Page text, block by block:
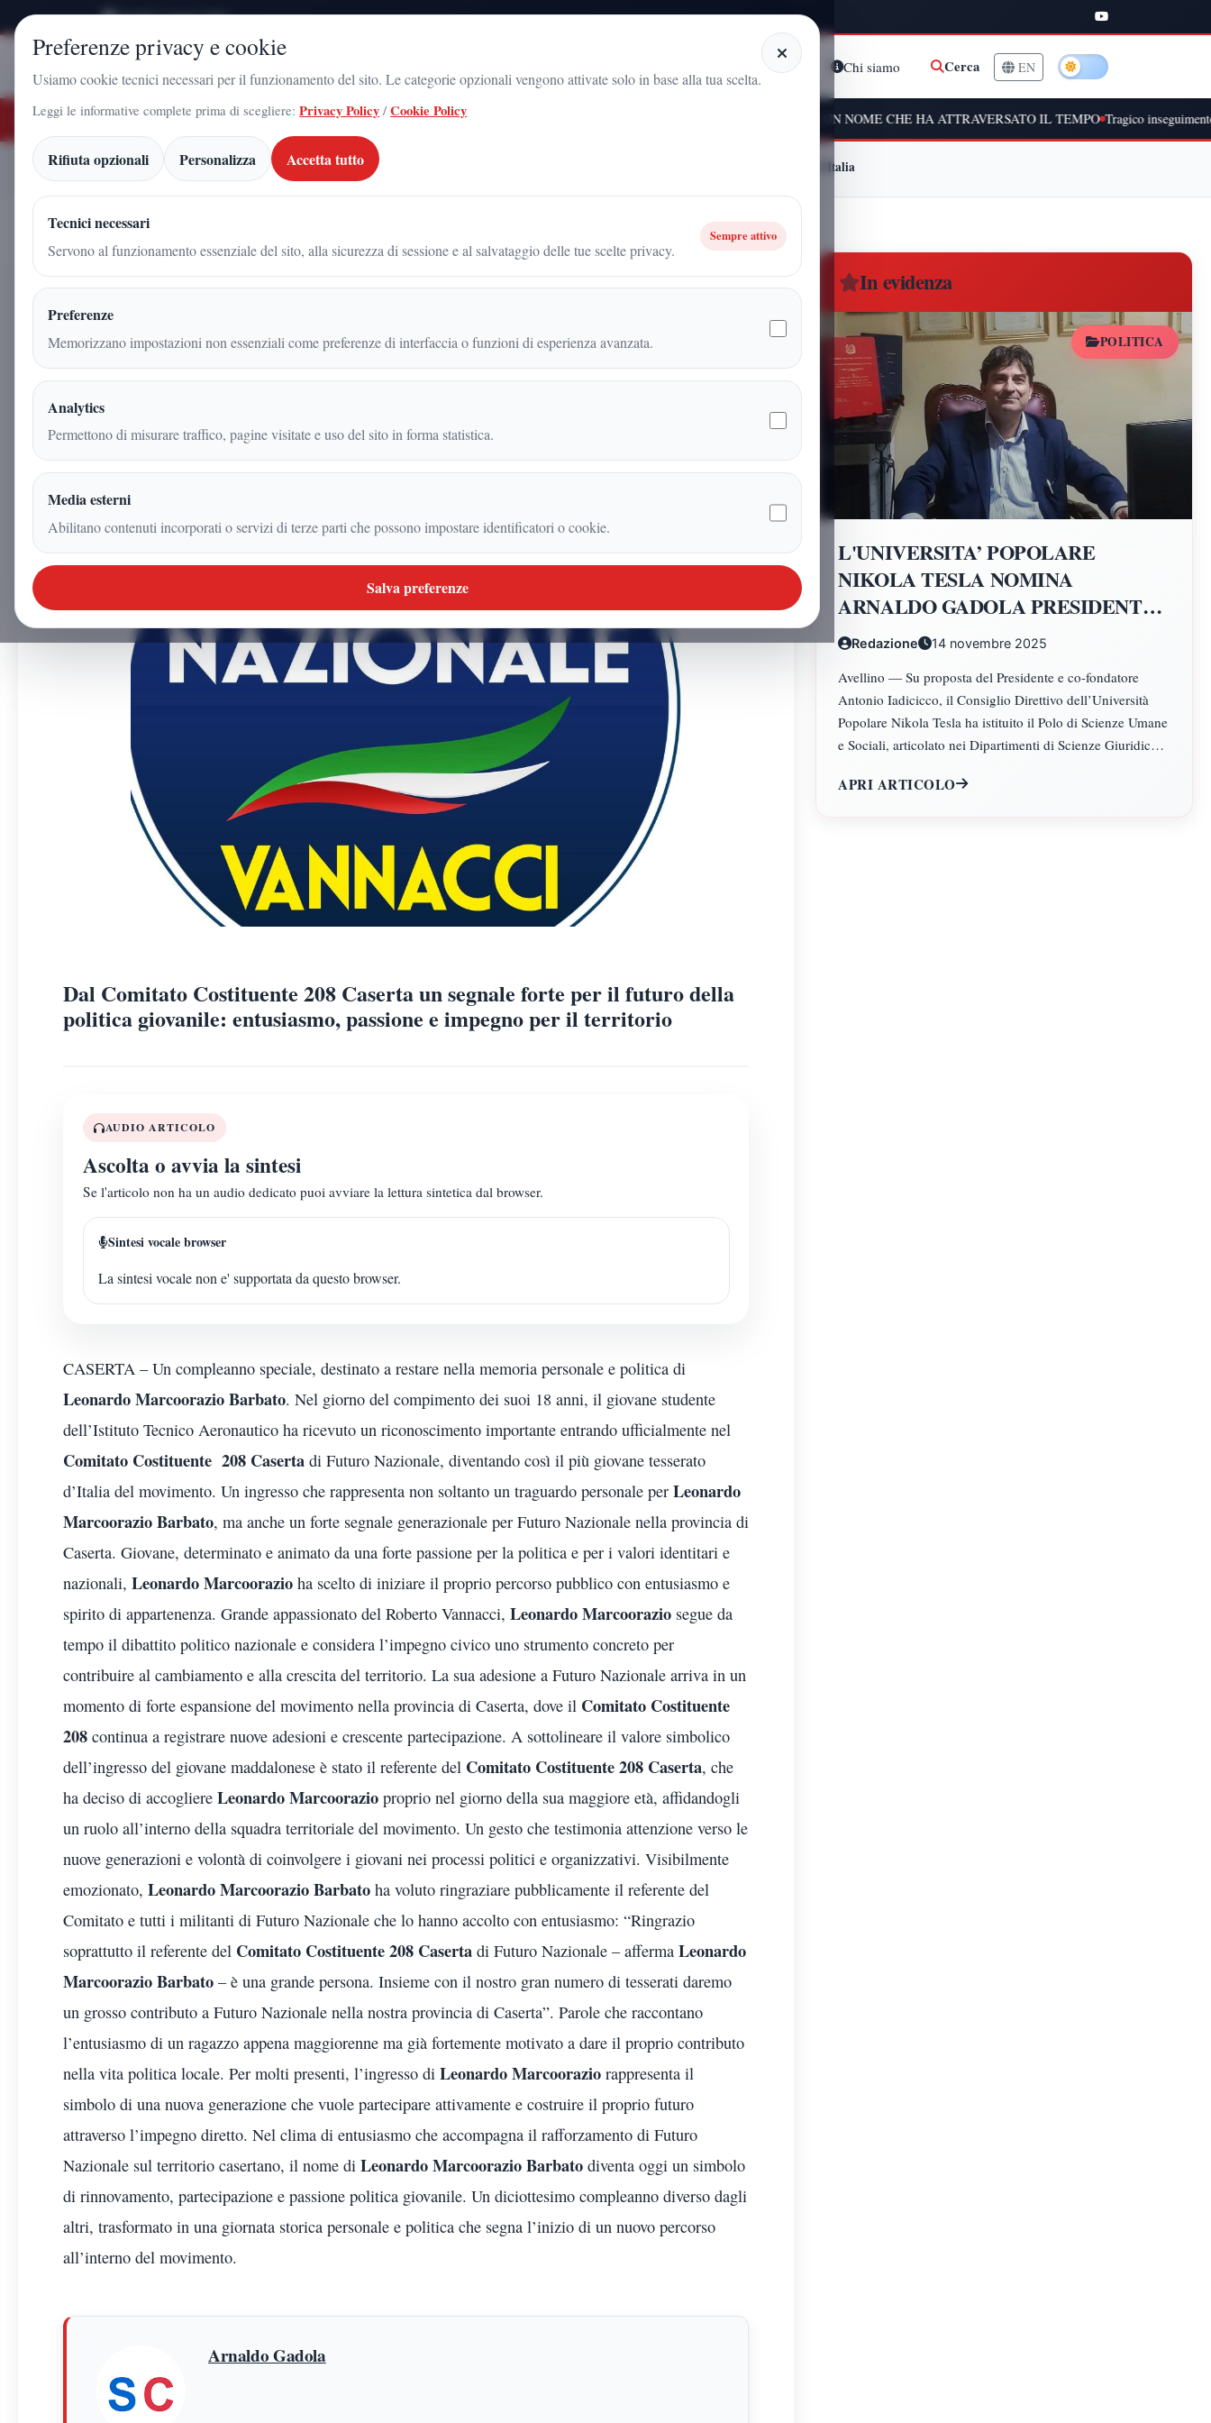
Venerdì 7 Agosto 2026
StampaCampania Notiziario audio Chi siamo Cerca EN
ULTIME NOTIZIE
Gadola, il volto di Futuro Nazionale a Caserta: l'uomo che sta costruendo il radicamento del movimento sul territorio ARNALDO GADOLA, UN NOME CHE HA ATTRAVERSATO IL TEMPO Tragico inseguimento a Peschiera
Home Articoli Leonardo Marcoorazio Barbato entra nella storia di Futuro Nazionale: a 18 anni è il più giovane tesserato d’Italia
Leonardo Marcoorazio Barbato entra nella storia di
Futuro Nazionale: a 18 anni è il più giovane tesserato
d’Italia
Arnaldo Gadola |
23 maggio 2026
| 2min
Dal Comitato Costituente 208 Caserta un segnale forte per il futuro della
politica giovanile: entusiasmo, passione e impegno per il territorio
AUDIO ARTICOLO
Ascolta o avvia la sintesi
Se l'articolo non ha un audio dedicato puoi avviare la lettura sintetica dal browser.
Sintesi vocale browser
La sintesi vocale non e' supportata da questo browser.
CASERTA – Un compleanno speciale, destinato a restare nella memoria personale e politica di
Leonardo Marcoorazio Barbato. Nel giorno del compimento dei suoi 18 anni, il giovane studente
dell’Istituto Tecnico Aeronautico ha ricevuto un riconoscimento importante entrando ufficialmente nel
Comitato Costituente 208 Caserta di Futuro Nazionale, diventando così il più giovane tesserato
d’Italia del movimento. Un ingresso che rappresenta non soltanto un traguardo personale per Leonardo
Marcoorazio Barbato, ma anche un forte segnale generazionale per Futuro Nazionale nella provincia di
Caserta. Giovane, determinato e animato da una forte passione per la politica e per i valori identitari e
nazionali, Leonardo Marcoorazio ha scelto di iniziare il proprio percorso pubblico con entusiasmo e
spirito di appartenenza. Grande appassionato del Roberto Vannacci, Leonardo Marcoorazio segue da
tempo il dibattito politico nazionale e considera l’impegno civico uno strumento concreto per
contribuire al cambiamento e alla crescita del territorio. La sua adesione a Futuro Nazionale arriva in un
momento di forte espansione del movimento nella provincia di Caserta, dove il Comitato Costituente
208 continua a registrare nuove adesioni e crescente partecipazione. A sottolineare il valore simbolico
dell’ingresso del giovane maddalonese è stato il referente del Comitato Costituente 208 Caserta, che
ha deciso di accogliere Leonardo Marcoorazio proprio nel giorno della sua maggiore età, affidandogli
un ruolo all’interno della squadra territoriale del movimento. Un gesto che testimonia attenzione verso le
nuove generazioni e volontà di coinvolgere i giovani nei processi politici e organizzativi. Visibilmente
emozionato, Leonardo Marcoorazio Barbato ha voluto ringraziare pubblicamente il referente del
Comitato e tutti i militanti di Futuro Nazionale che lo hanno accolto con entusiasmo: “Ringrazio
soprattutto il referente del Comitato Costituente 208 Caserta di Futuro Nazionale – afferma Leonardo
Marcoorazio Barbato – è una grande persona. Insieme con il nostro gran numero di tesserati daremo
un grosso contributo a Futuro Nazionale nella nostra provincia di Caserta”. Parole che raccontano
l’entusiasmo di un ragazzo appena maggiorenne ma già fortemente motivato a dare il proprio contributo
nella vita politica locale. Per molti presenti, l’ingresso di Leonardo Marcoorazio rappresenta il
simbolo di una nuova generazione che vuole partecipare attivamente e costruire il proprio futuro
attraverso l’impegno diretto. Nel clima di entusiasmo che accompagna il rafforzamento di Futuro
Nazionale sul territorio casertano, il nome di Leonardo Marcoorazio Barbato diventa oggi un simbolo
di rinnovamento, partecipazione e passione politica giovanile. Un diciottesimo compleanno diverso dagli
altri, trasformato in una giornata storica personale e politica che segna l’inizio di un nuovo percorso
all’interno del movimento.
Arnaldo Gadola
In evidenza
POLITICA
L'UNIVERSITA’ POPOLARE
NIKOLA TESLA NOMINA
ARNALDO GADOLA PRESIDENTE
E DIRETTORE DEI DIPARTIMENTI
DI SCIENZE GIURIDICHE,
ECONOMICHE, SCIENZE
POLITICHE, PSICOLOGIA,
SCIENZE UMANE, FILOSOFIA E
Redazione 14 novembre 2025
Avellino — Su proposta del Presidente e co-fondatore
Antonio Iadicicco, il Consiglio Direttivo dell’Università
Popolare Nikola Tesla ha istituito il Polo di Scienze Umane
e Sociali, articolato nei Dipartimenti di Scienze Giuridiche
Umane, Filosofia e Pedagogia.
APRI ARTICOLO
Preferenze privacy e cookie
Usiamo cookie tecnici necessari per il funzionamento del sito. Le categorie opzionali vengono attivate solo in base alla tua scelta.
Leggi le informative complete prima di scegliere: Privacy Policy /Cookie Policy
Rifiuta opzionali Personalizza Accetta tutto
Tecnici necessari
Servono al funzionamento essenziale del sito, alla sicurezza di sessione e al salvataggio delle tue scelte privacy.
Sempre attivo
Preferenze
Memorizzano impostazioni non essenziali come preferenze di interfaccia o funzioni di esperienza avanzata.
Analytics
Permettono di misurare traffico, pagine visitate e uso del sito in forma statistica.
Media esterni
Abilitano contenuti incorporati o servizi di terze parti che possono impostare identificatori o cookie.
Salva preferenze